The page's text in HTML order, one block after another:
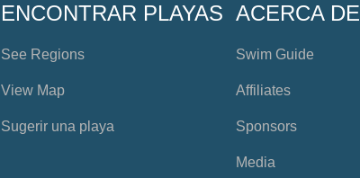
ENCONTRAR PLAYAS
See Regions
View Map
Sugerir una playa
ACERCA DE
Swim Guide
Affiliates
Sponsors
Media